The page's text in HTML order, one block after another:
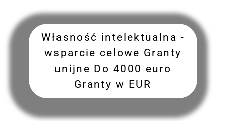
Własność intelektualna -
wsparcie celowe Granty
unijne Do 4000 euro
Granty w EUR